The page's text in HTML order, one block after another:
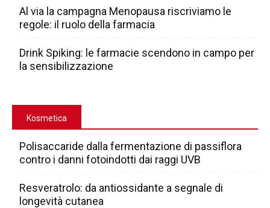
Al via la campagna Menopausa riscriviamo le
regole: il ruolo della farmacia
Drink Spiking: le farmacie scendono in campo per
la sensibilizzazione
Kosmetica
Polisaccaride dalla fermentazione di passiflora
contro i danni fotoindotti dai raggi UVB
Resveratrolo: da antiossidante a segnale di
longevità cutanea